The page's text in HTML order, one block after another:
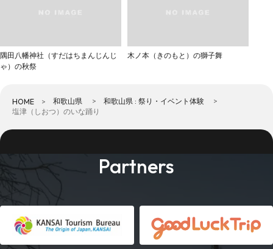
隅田八幡神社（すだはちまんじんじ
ゃ）の秋祭
木ノ本（きのもと）の獅子舞
HOME 和歌山県
和歌山県 : 祭り・イベント体験
塩津（しおつ）のいな踊り
Partners